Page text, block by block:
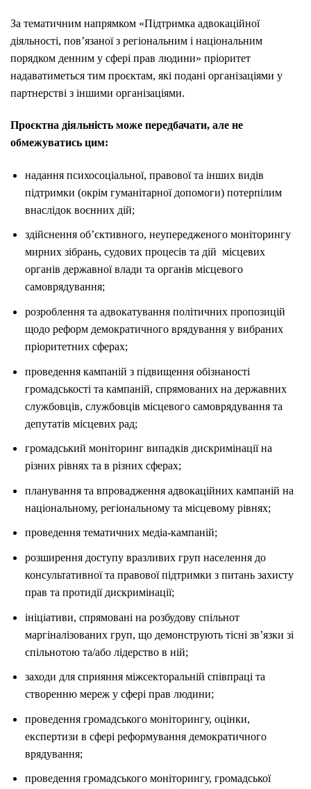
За тематичним напрямком «Підтримка адвокаційної
діяльності, пов’язаної з регіональним і національним
порядком денним у сфері прав людини» пріоритет
надаватиметься тим проєктам, які подані організаціями у
партнерстві з іншими організаціями.
Проєктна діяльність може передбачати, але не
обмежуватись цим:
надання психосоціальної, правової та інших видів
підтримки (окрім гуманітарної допомоги) потерпілим
внаслідок воєнних дій;
здійснення об’єктивного, неупередженого моніторингу
мирних зібрань, судових процесів та дій місцевих
органів державної влади та органів місцевого
самоврядування;
розроблення та адвокатування політичних пропозицій
щодо реформ демократичного врядування у вибраних
пріоритетних сферах;
проведення кампаній з підвищення обізнаності
громадськості та кампаній, спрямованих на державних
службовців, службовців місцевого самоврядування та
депутатів місцевих рад;
громадський моніторинг випадків дискримінації на
різних рівнях та в різних сферах;
планування та впровадження адвокаційних кампаній на
національному, регіональному та місцевому рівнях;
проведення тематичних медіа-кампаній;
розширення доступу вразливих груп населення до
консультативної та правової підтримки з питань захисту
прав та протидії дискримінації;
ініціативи, спрямовані на розбудову спільнот
маргіналізованих груп, що демонструють тісні зв’язки зі
спільнотою та/або лідерство в ній;
заходи для сприяння міжсекторальній співпраці та
створенню мереж у сфері прав людини;
проведення громадського моніторингу, оцінки,
експертизи в сфері реформування демократичного
врядування;
проведення громадського моніторингу, громадської